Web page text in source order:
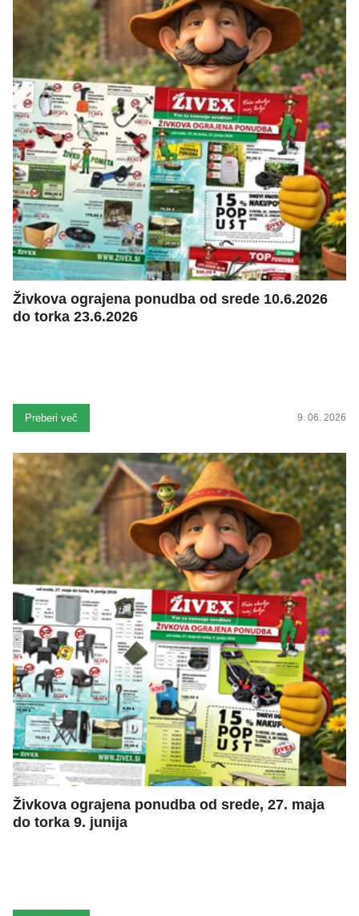
Živkova ograjena ponudba od srede 10.6.2026
do torka 23.6.2026
Preberi več 9. 06. 2026
Živkova ograjena ponudba od srede, 27. maja
do torka 9. junija